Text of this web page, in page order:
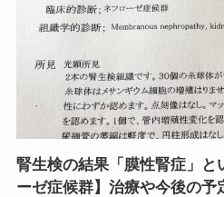
腎生検の結果「膜性腎症」と
ーゼ症候群】治療や今後の予